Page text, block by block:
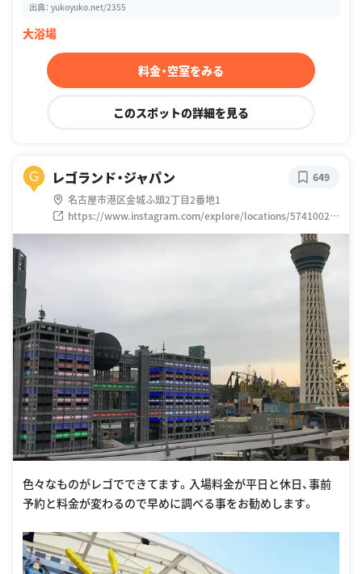
出典： yukoyuko.net/2355
大浴場
料金・空室をみる
このスポットの詳細を見る
G レゴランド・ジャパン
名古屋市港区金城ふ頭2丁目2番地1
https://www.instagram.com/explore/locations/57410022
6279625
649
色々なものがレゴでできてます。入場料金が平日と休日、事前
予約と料金が変わるので早めに調べる事をお勧めします。